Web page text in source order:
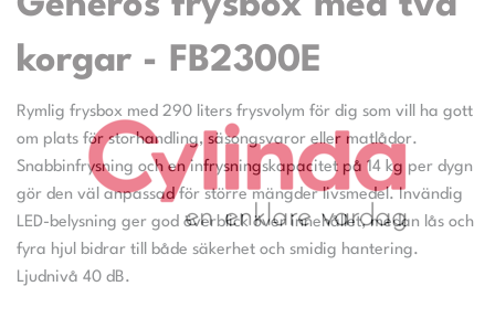
korgar - FB2300E
Rymlig frysbox med 290 liters frysvolym för dig som vill ha gott
om plats för storhandling, säsongsvaror eller matlådor.
Snabbinfrysning och en infrysningskapacitet på 14 kg per dygn
gör den väl anpassad för större mängder livsmedel. Invändig
LED-belysning ger god överblick över innehållet, medan lås och
fyra hjul bidrar till både säkerhet och smidig hantering.